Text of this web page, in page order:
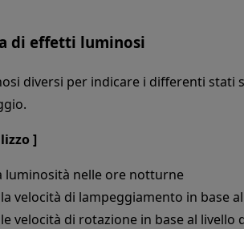
di effetti luminosi
diversi per indicare i differenti
]
luminosità nelle ore notturne
velocità di lampeggiamento in base
velocità di rotazione in base al livello